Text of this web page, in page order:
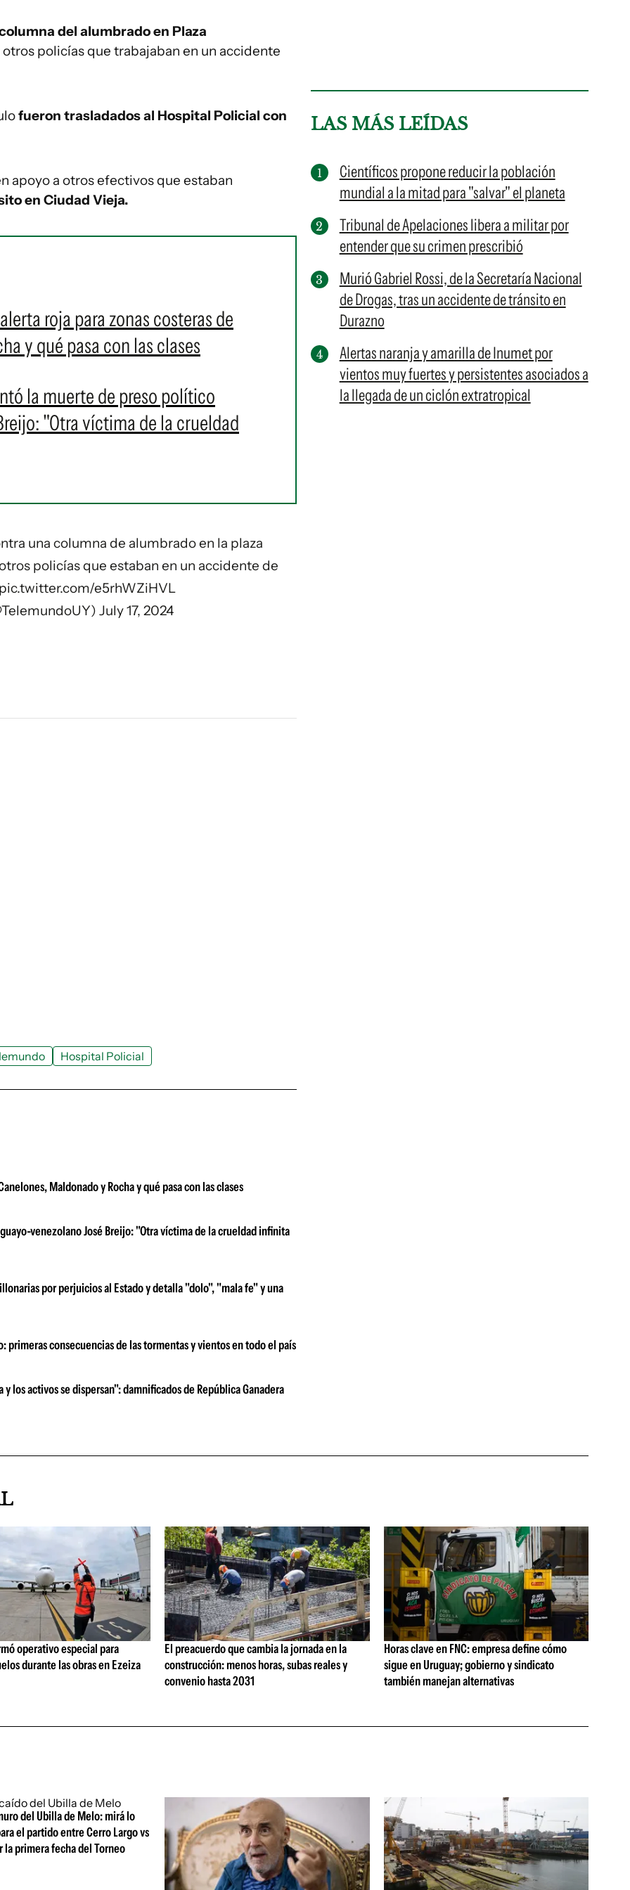
del alumbrado en Plaza
policías que trabajaban en un accidente
fueron trasladados al Hospital Policial con
apoyo a otros efectivos que estaban
en Ciudad Vieja.
roja para zonas costeras de
y qué pasa con las clases
la muerte de preso político
"Otra víctima de la crueldad
una columna de alumbrado en la plaza
policías que estaban en un accidente de
pic.twitter.com/e5rhWZiHVL
July 17, 2024
LAS MÁS LEÍDAS
Científicos propone reducir la población
mundial a la mitad para "salvar" el planeta
Tribunal de Apelaciones libera a militar por
entender que su crimen prescribió
Murió Gabriel Rossi, de la Secretaría Nacional
de Drogas, tras un accidente de tránsito en
Durazno
Alertas naranja y amarilla de Inumet por
vientos muy fuertes y persistentes asociados a
la llegada de un ciclón extratropical
Hospital Policial
Maldonado y Rocha y qué pasa con las clases
venezolano José Breijo: "Otra víctima de la crueldad infinita
por perjuicios al Estado y detalla "dolo", "mala fe" y una
consecuencias de las tormentas y vientos en todo el país
los activos se dispersan": damnificados de República Ganadera
operativo especial para
durante las obras en Ezeiza
El preacuerdo que cambia la jornada en la
construcción: menos horas, subas reales y
convenio hasta 2031
Horas clave en FNC: empresa define cómo
sigue en Uruguay; gobierno y sindicato
también manejan alternativas
del Ubilla de Melo: mirá lo
el partido entre Cerro Largo vs
la primera fecha del Torneo